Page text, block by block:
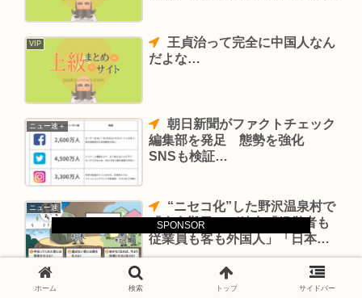
SPONSOR
VIP
だよな…
ニュー速＋
朝日新聞がファクトチェック
編集部を発足 態勢を強化
SNSも検証…
ニュー速
「夕食難民」が続出「経営者も
従業員も客も外国人」「日本じ
ゃない」
嫌儲
ホーム 検索 トップ サイドバー